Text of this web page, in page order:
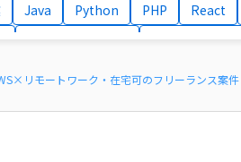
Java Python PHP React
業務委託
リモートワーク・在宅可のフリーランス案件